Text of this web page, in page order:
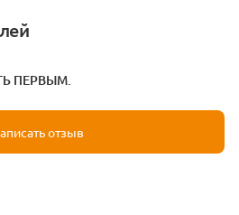
ПЕРВЫМ.
отзыв